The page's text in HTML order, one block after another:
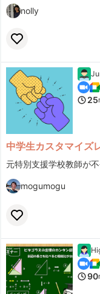
nolly
中学生カスタマイ
25
mogumogu
90